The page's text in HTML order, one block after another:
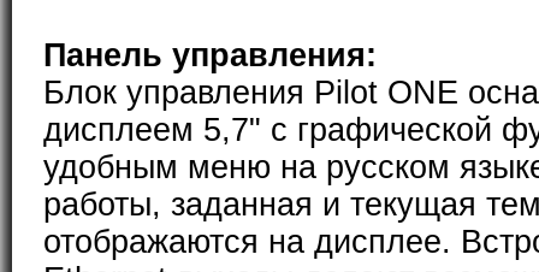
Панель управления:
Блок управления Pilot ONE
дисплеем 5,7" с графической
удобным меню на русском
работы, заданная и текущая
отображаются на дисплее.